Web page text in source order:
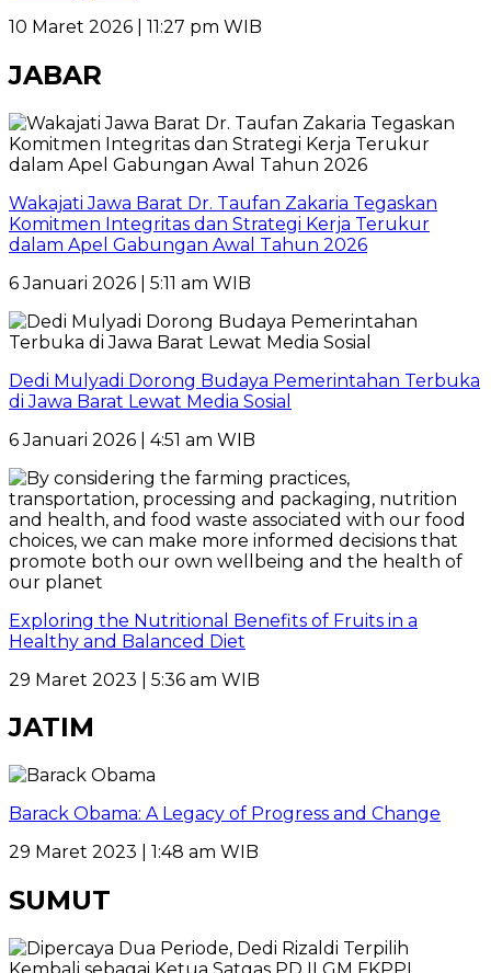
10 Maret 2026 | 11:27 pm WIB
JABAR
Wakajati Jawa Barat Dr. Taufan Zakaria Tegaskan
Komitmen Integritas dan Strategi Kerja Terukur
dalam Apel Gabungan Awal Tahun 2026
6 Januari 2026 | 5:11 am WIB
Dedi Mulyadi Dorong Budaya Pemerintahan Terbuka
di Jawa Barat Lewat Media Sosial
6 Januari 2026 | 4:51 am WIB
Exploring the Nutritional Benefits of Fruits in a
Healthy and Balanced Diet
29 Maret 2023 | 5:36 am WIB
JATIM
Barack Obama: A Legacy of Progress and Change
29 Maret 2023 | 1:48 am WIB
SUMUT